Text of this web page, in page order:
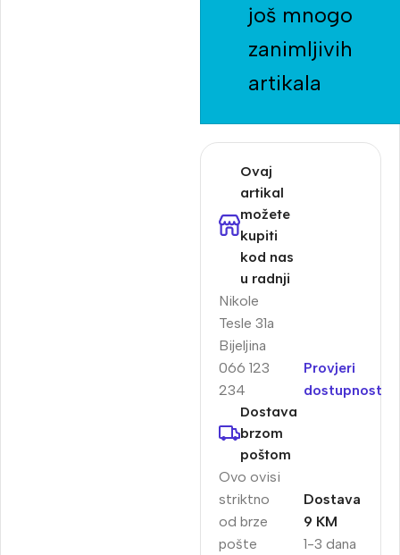
još mnogo
zanimljivih
artikala
Ovaj
artikal
možete
kupiti
kod nas
u radnji
Nikole
Tesle 31a
Bijeljina
066 123
234
Provjeri
dostupnost
Dostava
brzom
poštom
Ovo ovisi
striktno
od brze
pošte
1-3 dana
Dostava
9 KM